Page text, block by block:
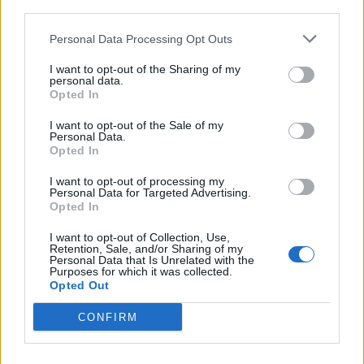
Personal Data Processing Opt Outs
I want to opt-out of the Sharing of my
personal data.
Opted In
I want to opt-out of the Sale of my
Personal Data.
Opted In
I want to opt-out of processing my
Personal Data for Targeted Advertising.
Opted In
I want to opt-out of Collection, Use,
Retention, Sale, and/or Sharing of my
Personal Data that Is Unrelated with the
Purposes for which it was collected.
Opted Out
CONFIRM
Deseu el meu nom, el correu electrònic i el lloc web en
aquest navegador per a la propera vegada que comenti.
Captcha9 - 4 = ?
characters